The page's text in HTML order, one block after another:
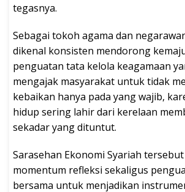
tegasnya.
Sebagai tokoh agama dan
dikenal konsisten mendorong
penguatan tata kelola keagamaan
mengajak masyarakat untuk tidak
kebaikan hanya pada yang wajib,
hidup sering lahir dari kerelaan
sekadar yang dituntut.
Sarasehan Ekonomi Syariah
momentum refleksi sekaligus
bersama untuk menjadikan